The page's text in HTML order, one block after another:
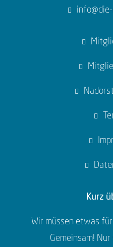
Kurz
Wir müssen etwas
Gemeinsam!